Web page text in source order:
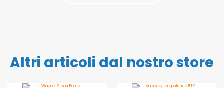
Altri articoli dal nostro store